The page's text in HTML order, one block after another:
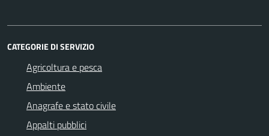
CATEGORIE DI SERVIZIO
Agricoltura e pesca
Ambiente
Anagrafe e stato civile
Appalti pubblici